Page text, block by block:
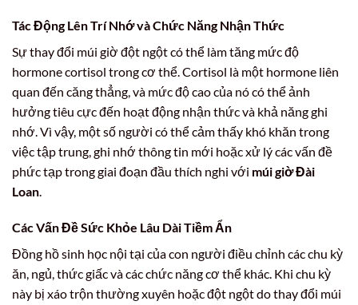
Tác Động Lên Trí Nhớ và Chức Năng Nhận Thức
Sự thay đổi múi giờ đột ngột có thể làm tăng mức độ
hormone cortisol trong cơ thể. Cortisol là một hormone liên
quan đến căng thẳng, và mức độ cao của nó có thể ảnh
hưởng tiêu cực đến hoạt động nhận thức và khả năng ghi
nhớ. Vì vậy, một số người có thể cảm thấy khó khăn trong
việc tập trung, ghi nhớ thông tin mới hoặc xử lý các vấn đề
phức tạp trong giai đoạn đầu thích nghi với múi giờ Đài
Loan
Các Vấn Đề Sức Khỏe Lâu Dài Tiềm Ẩn
Đồng hồ sinh học nội tại của con người điều chỉnh các chu kỳ
ăn, ngủ, thức giấc và các chức năng cơ thể khác. Khi chu kỳ
này bị xáo trộn thường xuyên hoặc đột ngột do thay đổi múi